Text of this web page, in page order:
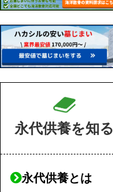
永代供養を知る
永代供養とは